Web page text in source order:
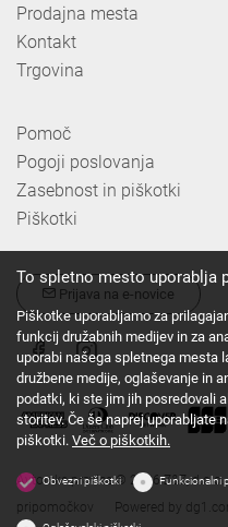
Prodajna mesta
Kontakt
Trgovina
Pomoč
Pogoji poslovanja
Zasebnost in piškotki
Piškotki
Prijava na e-novice
Avtorske pravice © 2026 Z&Z,
pripomočkov
Powered by
To spletno mesto uporablja
Piškotke uporabljamo za
funkcij družabnih medijev in za
uporabi našega spletnega mesta
družbene medije, oglaševanje in
podatki, ki ste jim jih posredovali
storitev. Če še naprej uporabljate
piškotki. Več o piškotkih.
Obvezni piškotki Funkcionalni